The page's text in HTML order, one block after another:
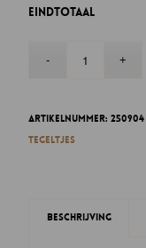
Eindtotaal
Artikelnummer:250904
Tegeltjes
Beschrijving